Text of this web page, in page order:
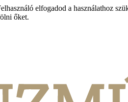
elfogadod a használathoz
őket.